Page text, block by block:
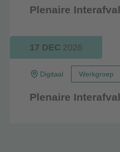
Plenaire Interafval
17 DEC 2026
Digitaal Werkgroep
Plenaire Interafval